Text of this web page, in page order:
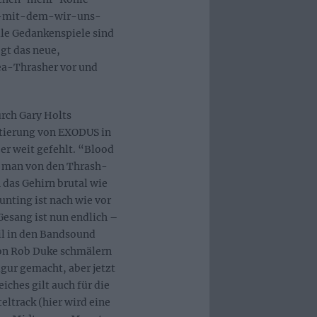
mit-dem-wir-uns-
Gedankenspiele sind
das neue,
Thrasher vor und
Gary Holts
von EXODUS in
weit gefehlt. “Blood
von den Thrash-
Gehirn brutal wie
ist nach wie vor
ist nun endlich –
in den Bandsound
Rob Duke schmälern
gemacht, aber jetzt
gilt auch für die
(hier wird eine